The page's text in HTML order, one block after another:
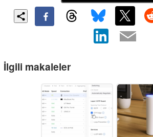
İlgili makaleler